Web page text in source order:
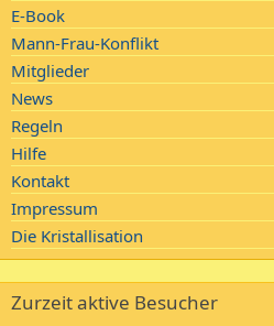
Gruß
Plouha
E-Book
Mann-Frau-Konflikt
Mitglieder
News
Regeln
Hilfe
Kontakt
Impressum
Die Kristallisation
Zurzeit aktive Besucher